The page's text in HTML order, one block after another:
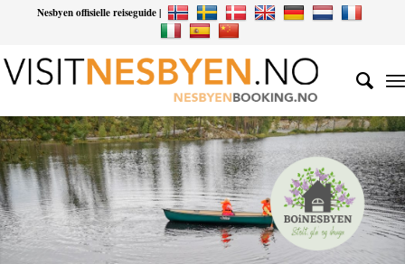
Nesbyen offisielle reiseguide |